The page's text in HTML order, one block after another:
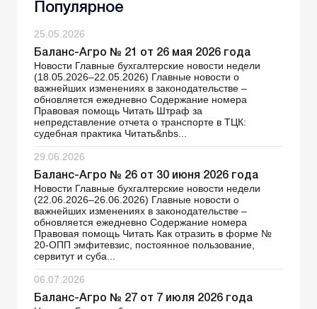
Популярное
25.05.2026
Баланс-Агро № 21 от 26 мая 2026 года
Новости Главные бухгалтерские новости недели
(18.05.2026–22.05.2026) Главные новости о
важнейших изменениях в законодательстве –
обновляется ежедневно Содержание номера
Правовая помощь Читать Штраф за
непредставление отчета о транспорте в ТЦК:
судебная практика Читать&nbs...
29.06.2026
Баланс-Агро № 26 от 30 июня 2026 года
Новости Главные бухгалтерские новости недели
(22.06.2026–26.06.2026) Главные новости о
важнейших изменениях в законодательстве –
обновляется ежедневно Содержание номера
Правовая помощь Читать Как отразить в форме №
20-ОПП эмфитевзис, постоянное пользование,
сервитут и суба...
06.07.2026
Баланс-Агро № 27 от 7 июля 2026 года